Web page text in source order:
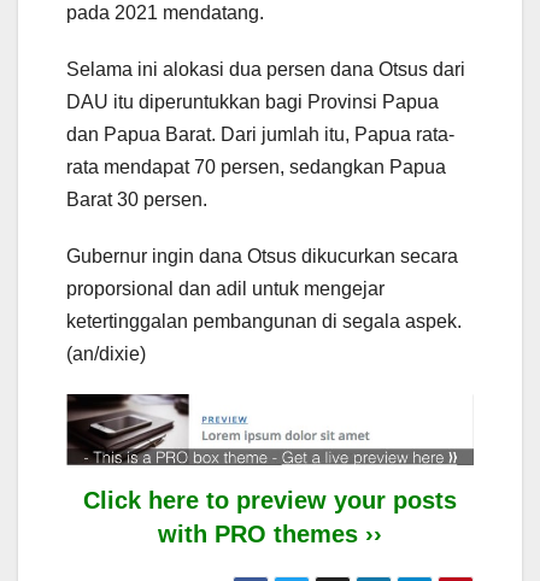
pada 2021 mendatang.
Selama ini alokasi dua persen dana Otsus dari
DAU itu diperuntukkan bagi Provinsi Papua
dan Papua Barat. Dari jumlah itu, Papua rata-
rata mendapat 70 persen, sedangkan Papua
Barat 30 persen.
Gubernur ingin dana Otsus dikucurkan secara
proporsional dan adil untuk mengejar
ketertinggalan pembangunan di segala aspek.
(an/dixie)
Click here to preview your posts
with PRO themes ››